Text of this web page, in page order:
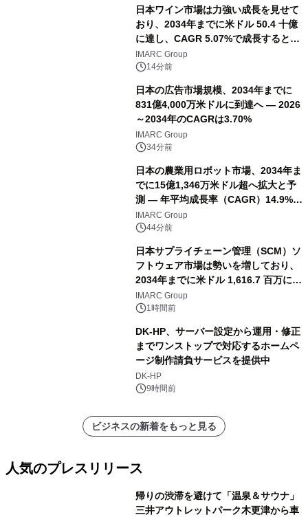
日本ワイン市場は力強い成長を見せて
おり、2034年までに米ドル 50.4 十億
に達し、CAGR 5.07%で成長すると予
測
IMARC Group
14分前
日本の広告市場規模、2034年までに
831億4,000万米ドルに到達へ ― 2026
～2034年のCAGRは3.70%
IMARC Group
34分前
日本の農業用ロボット市場、2034年ま
でに15億1,346万米ドル超へ拡大と予
測 ― 年平均成長率（CAGR）14.9%を
記録
IMARC Group
44分前
日本サプライチェーン管理（SCM）ソ
フトウェア市場は勢いを増しており、
2034年までに米ドル 1,616.7 百万に達
し、CAGR 3.42%で成長すると予測
IMARC Group
1時間前
DK-HP、サーバー設定から運用・修正
までワンストップで対応するホームペ
ージ制作請負サービスを提供中
DK-HP
9時間前
ビジネスの新着をもっと見る
人気のプレスリリース
帰りの渋滞を避けて「温泉＆サウナ」
三井アウトレットパーク木更津から車